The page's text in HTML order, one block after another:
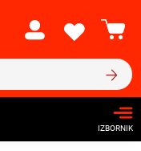
IZBORNIK